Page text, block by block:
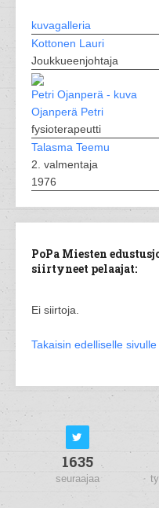
kuvagalleria
Kottonen Lauri
Joukkueenjohtaja
Ojanperä Petri
fysioterapeutti
Talasma Teemu
2. valmentaja
1976
PoPa Miesten
siirtyneet pelaajat:
Ei siirtoja.
Takaisin edelliselle sivulle
1635
seuraajaa